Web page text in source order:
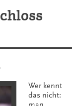
Wer kennt
das nicht: